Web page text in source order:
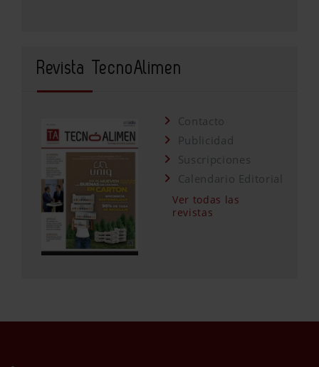
Revista TecnoAlimen
Contacto
Publicidad
Suscripciones
Calendario Editorial
Ver todas las
revistas